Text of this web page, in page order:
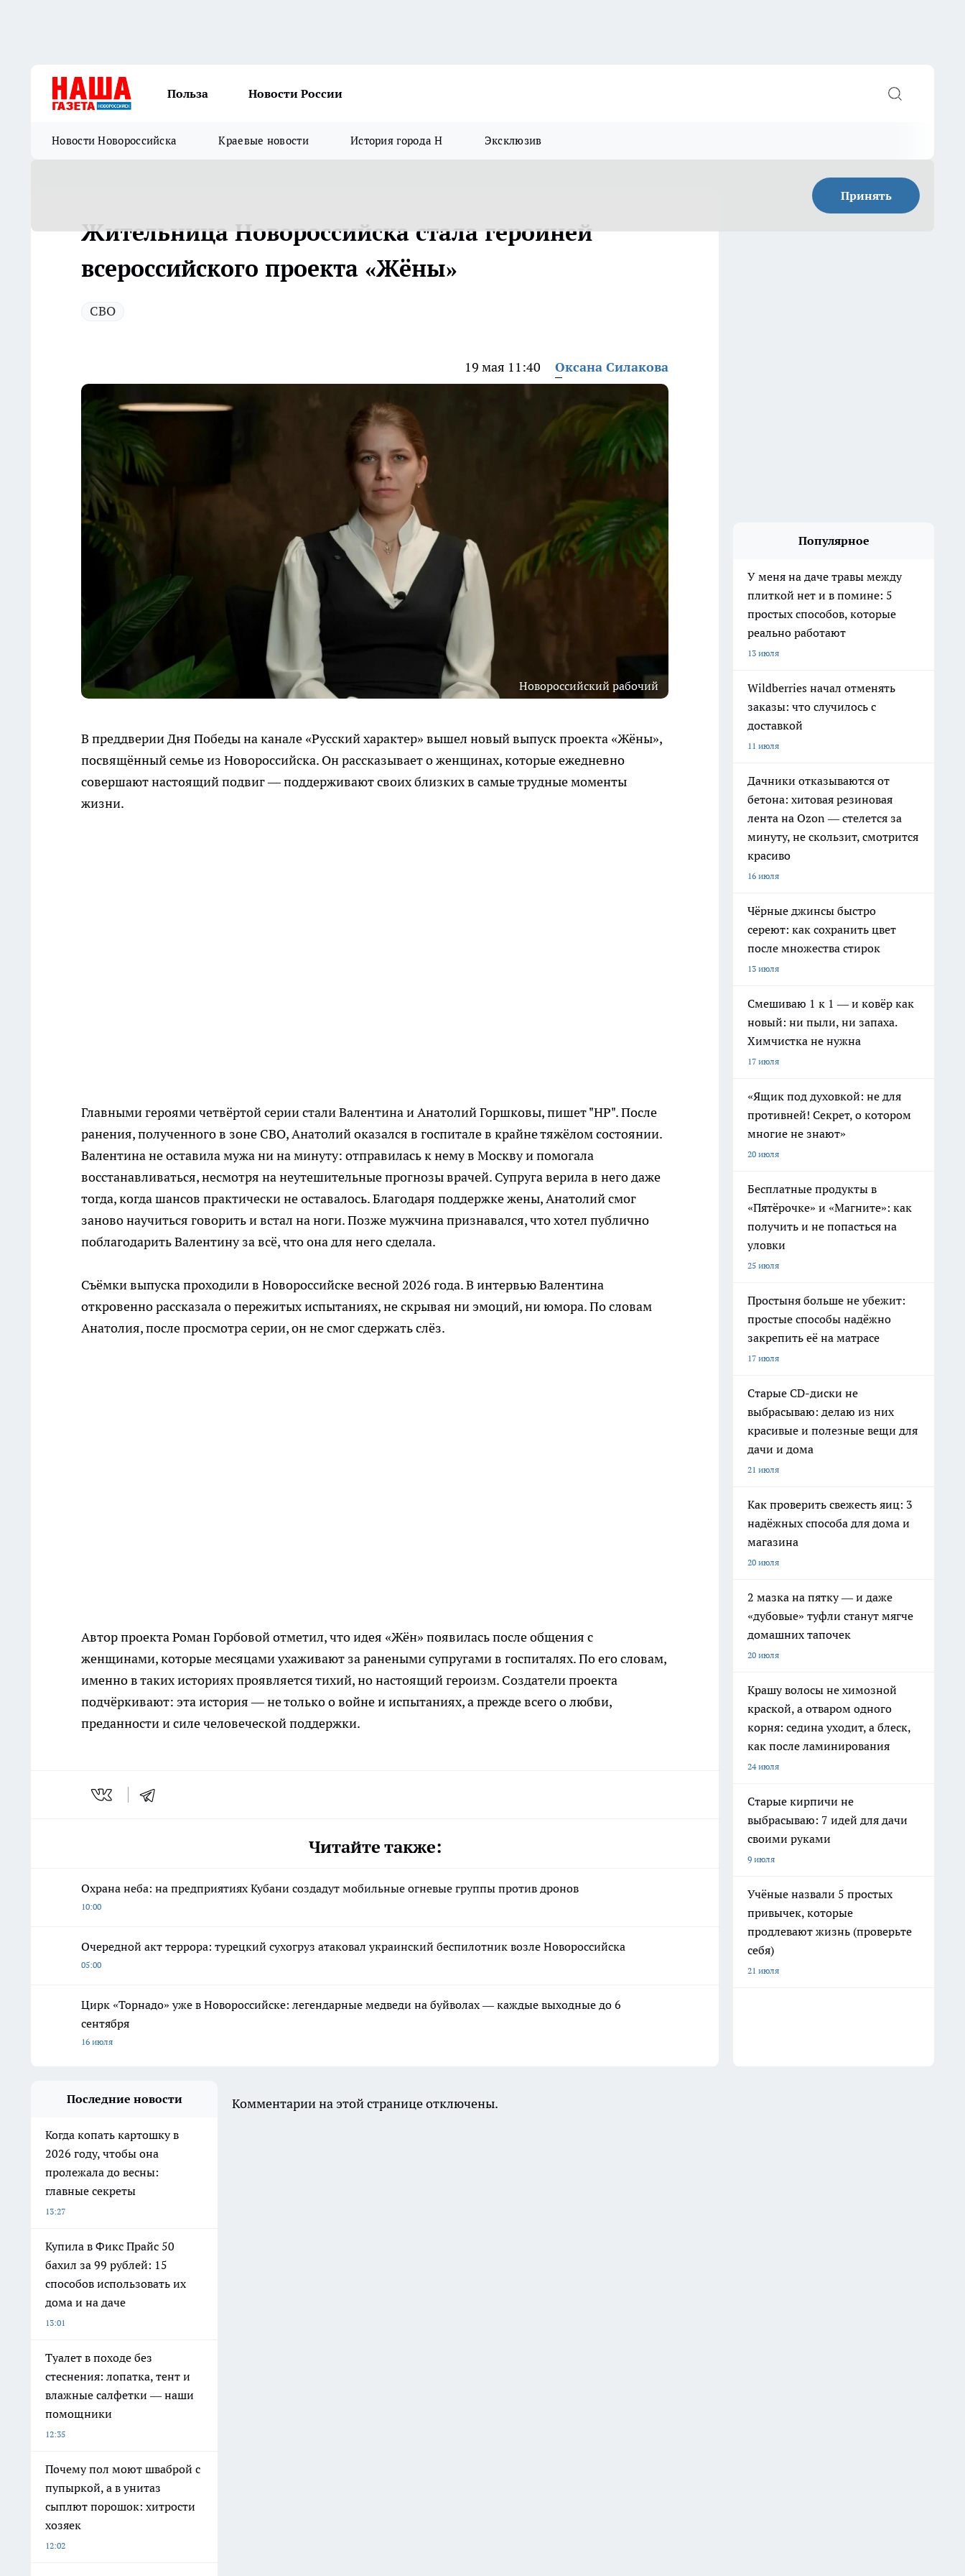
Польза Новости России
Новости Новороссийска Краевые новости История города Н Эксклюзив
Принять
Жительница Новороссийска стала героиней
всероссийского проекта «Жёны»
СВО
19 мая 11:40 Оксана Силакова
Новороссийский рабочий
В преддверии Дня Победы на канале «Русский характер» вышел новый выпуск проекта «Жёны»,
посвящённый семье из Новороссийска. Он рассказывает о женщинах, которые ежедневно
совершают настоящий подвиг — поддерживают своих близких в самые трудные моменты
жизни.
Главными героями четвёртой серии стали Валентина и Анатолий Горшковы, пишет "НР". После
ранения, полученного в зоне СВО, Анатолий оказался в госпитале в крайне тяжёлом состоянии.
Валентина не оставила мужа ни на минуту: отправилась к нему в Москву и помогала
восстанавливаться, несмотря на неутешительные прогнозы врачей. Супруга верила в него даже
тогда, когда шансов практически не оставалось. Благодаря поддержке жены, Анатолий смог
заново научиться говорить и встал на ноги. Позже мужчина признавался, что хотел публично
поблагодарить Валентину за всё, что она для него сделала.
Съёмки выпуска проходили в Новороссийске весной 2026 года. В интервью Валентина
откровенно рассказала о пережитых испытаниях, не скрывая ни эмоций, ни юмора. По словам
Анатолия, после просмотра серии, он не смог сдержать слёз.
Автор проекта Роман Горбовой отметил, что идея «Жён» появилась после общения с
женщинами, которые месяцами ухаживают за ранеными супругами в госпиталях. По его словам,
именно в таких историях проявляется тихий, но настоящий героизм. Создатели проекта
подчёркивают: эта история — не только о войне и испытаниях, а прежде всего о любви,
преданности и силе человеческой поддержки.
Читайте также:
Охрана неба: на предприятиях Кубани создадут мобильные огневые группы против дронов
10:00
Очередной акт террора: турецкий сухогруз атаковал украинский беспилотник возле Новороссийска
05:00
Цирк «Торнадо» уже в Новороссийске: легендарные медведи на буйволах — каждые выходные до 6
сентября
16 июля
Популярное
У меня на даче травы между
плиткой нет и в помине: 5
простых способов, которые
реально работают
13 июля
Wildberries начал отменять
заказы: что случилось с
доставкой
11 июля
Дачники отказываются от
бетона: хитовая резиновая
лента на Ozon — стелется за
минуту, не скользит, смотрится
красиво
16 июля
Чёрные джинсы быстро
сереют: как сохранить цвет
после множества стирок
13 июля
Смешиваю 1 к 1 — и ковёр как
новый: ни пыли, ни запаха.
Химчистка не нужна
17 июля
«Ящик под духовкой: не для
противней! Секрет, о котором
многие не знают»
20 июля
Бесплатные продукты в
«Пятёрочке» и «Магните»: как
получить и не попасться на
уловки
25 июля
Простыня больше не убежит:
простые способы надёжно
закрепить её на матрасе
17 июля
Старые CD-диски не
выбрасываю: делаю из них
красивые и полезные вещи для
дачи и дома
21 июля
Как проверить свежесть яиц: 3
надёжных способа для дома и
магазина
20 июля
2 мазка на пятку — и даже
«дубовые» туфли станут мягче
домашних тапочек
20 июля
Крашу волосы не химозной
краской, а отваром одного
корня: седина уходит, а блеск,
как после ламинирования
24 июля
Старые кирпичи не
выбрасываю: 7 идей для дачи
своими руками
9 июля
Учёные назвали 5 простых
привычек, которые
продлевают жизнь (проверьте
себя)
21 июля
Последние новости
Когда копать картошку в
2026 году, чтобы она
пролежала до весны:
главные секреты
13:27
Купила в Фикс Прайс 50
бахил за 99 рублей: 15
способов использовать их
дома и на даче
13:01
Туалет в походе без
стеснения: лопатка, тент и
влажные салфетки — наши
помощники
12:35
Почему пол моют шваброй с
пупыркой, а в унитаз
сыплют порошок: хитрости
хозяек
12:02
Комментарии на этой странице отключены.